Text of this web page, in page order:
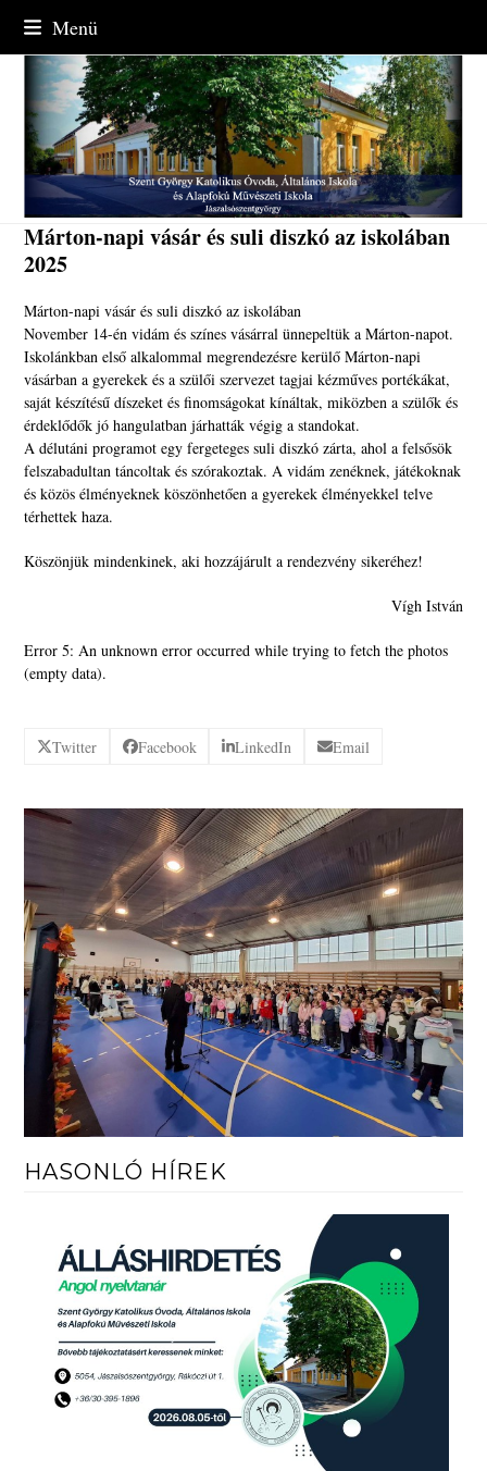
content
Menü
Márton-napi vásár és suli diszkó az iskolában
2025
Márton-napi vásár és suli diszkó az iskolában
November 14-én vidám és színes vásárral ünnepeltük a Márton-napot.
Iskolánkban első alkalommal megrendezésre kerülő Márton-napi
vásárban a gyerekek és a szülői szervezet tagjai kézműves portékákat,
saját készítésű díszeket és finomságokat kínáltak, miközben a szülők és
érdeklődők jó hangulatban járhatták végig a standokat.
A délutáni programot egy fergeteges suli diszkó zárta, ahol a felsősök
felszabadultan táncoltak és szórakoztak. A vidám zenéknek, játékoknak
és közös élményeknek köszönhetően a gyerekek élményekkel telve
térhettek haza.
Köszönjük mindenkinek, aki hozzájárult a rendezvény sikeréhez!
Vígh István
Error 5: An unknown error occurred while trying to fetch the photos
(empty data).
Twitter Facebook LinkedIn Email
HASONLÓ HÍREK